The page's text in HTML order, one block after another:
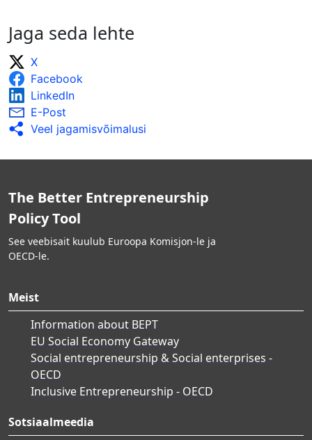
Jaga seda lehte
X
Facebook
LinkedIn
E-Post
Veel jagamisvõimalusi
The Better Entrepreneurship
Policy Tool
See veebisait kuulub Euroopa Komisjon-le ja
OECD-le.
Meist
Information about BEPT
EU Social Economy Gateway
Social entrepreneurship & Social enterprises -
OECD
Inclusive Entrepreneurship - OECD
Sotsiaalmeedia